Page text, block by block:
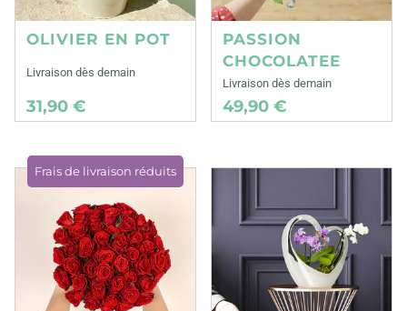
OLIVIER EN POT
Livraison dès demain
31,90 €
PASSION
CHOCOLATEE
Livraison dès demain
49,90 €
Frais de livraison réduits